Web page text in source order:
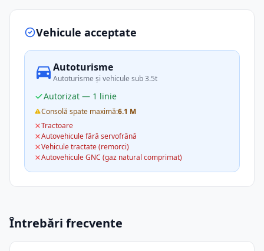
Vehicule acceptate
Autoturisme
Autoturisme și vehicule sub 3.5t
Autorizat — 1 linie
Consolă spate maximă:6.1 M
Tractoare
Autovehicule fără servofrână
Vehicule tractate (remorci)
Autovehicule GNC (gaz natural comprimat)
Întrebări frecvente